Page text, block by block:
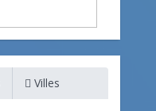
Villes